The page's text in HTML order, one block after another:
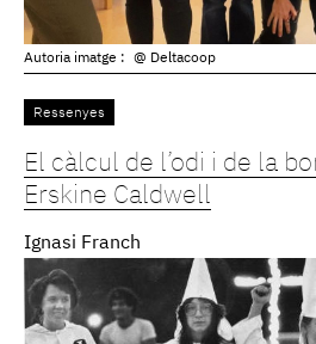
Autoria imatge : @ Deltacoop
Ressenyes
El càlcul de l’odi i de la
Erskine Caldwell
Ignasi Franch